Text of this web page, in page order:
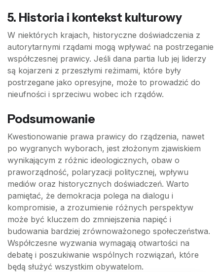
5. Historia i kontekst kulturowy
W niektórych krajach, historyczne doświadczenia z
autorytarnymi rządami mogą wpływać na postrzeganie
współczesnej prawicy. Jeśli dana partia lub jej liderzy
są kojarzeni z przeszłymi reżimami, które były
postrzegane jako opresyjne, może to prowadzić do
nieufności i sprzeciwu wobec ich rządów.
Podsumowanie
Kwestionowanie prawa prawicy do rządzenia, nawet
po wygranych wyborach, jest złożonym zjawiskiem
wynikającym z różnic ideologicznych, obaw o
praworządność, polaryzacji politycznej, wpływu
mediów oraz historycznych doświadczeń. Warto
pamiętać, że demokracja polega na dialogu i
kompromisie, a zrozumienie różnych perspektyw
może być kluczem do zmniejszenia napięć i
budowania bardziej zrównoważonego społeczeństwa.
Współczesne wyzwania wymagają otwartości na
debatę i poszukiwanie wspólnych rozwiązań, które
będą służyć wszystkim obywatelom.